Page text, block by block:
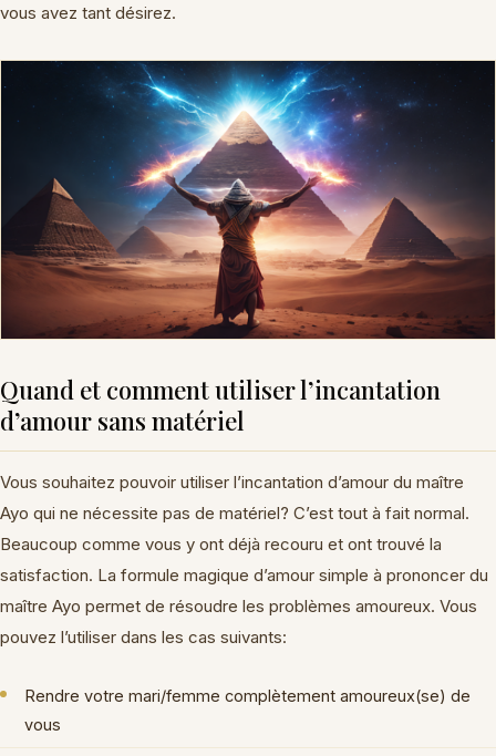
vous avez tant désirez.
Quand et comment utiliser l’incantation
d’amour sans matériel
Vous souhaitez pouvoir utiliser l’incantation d’amour du maître
Ayo qui ne nécessite pas de matériel? C’est tout à fait normal.
Beaucoup comme vous y ont déjà recouru et ont trouvé la
satisfaction. La formule magique d’amour simple à prononcer du
maître Ayo permet de résoudre les problèmes amoureux. Vous
pouvez l’utiliser dans les cas suivants:
Rendre votre mari/femme complètement amoureux(se) de
vous